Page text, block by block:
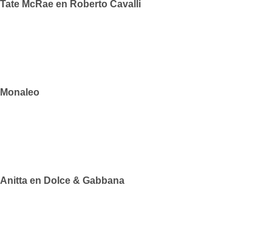
Tate McRae en Roberto Cavalli
Monaleo
Anitta en Dolce & Gabbana